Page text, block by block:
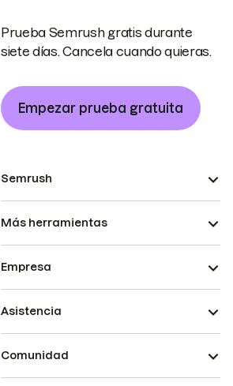
Prueba Semrush gratis durante
siete días. Cancela cuando quieras.
Empezar prueba gratuita
Semrush
Más herramientas
Empresa
Asistencia
Comunidad